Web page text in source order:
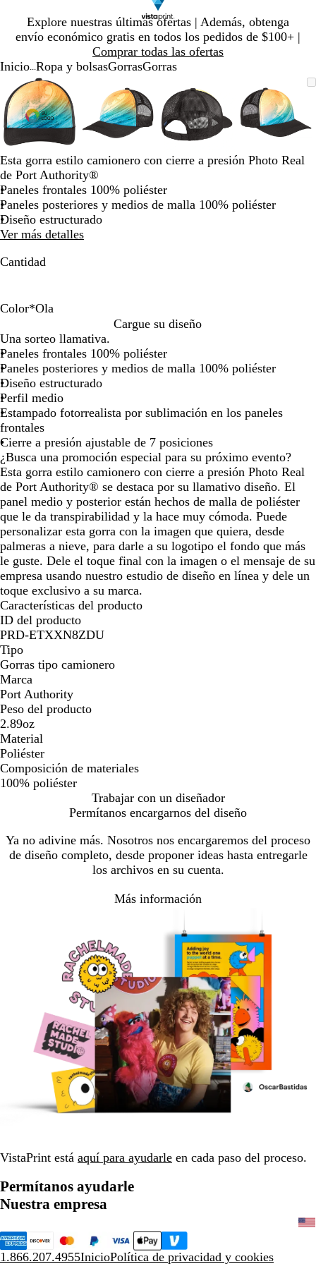
Explore nuestras últimas ofertas | Además, obtenga
envío económico gratis en todos los pedidos de $100+ |
Comprar todas las ofertas
Diapositiva
1
Inicio Ropa y bolsasGorrasGorras
Imagen
ampliable
con
zoom
Ampliado
al
mínimo
Haga
clic
para
expandir
Use
la
tecla
de
más
y
menos
para
acercar/alejar
con
zoom
teclas
las
flechas
para
arrastrar
ampliable
con
zoom
al
mínimo
clic
para
expandir
la
tecla
de
más
menos
(-)
de
las
flechas
para
arrastrar
ampliable
con
zoom
al
mínimo
clic
para
expandir
la
tecla
de
más
(-)
las
para
arrastrar
Imagen
con
zoom
al
mínimo
clic
para
la
tecla
de
más
(+)
Diapositiva
de
4
Esta gorra estilo camionero con cierre a presión Photo Real
de Port Authority®
Paneles frontales 100% poliéster
Paneles posteriores y medios de malla 100% poliéster
Diseño estructurado
Ver más detalles
Cantidad
Color*Ola
e
l
v
a
a
l
m
e
r
a
s
a
l
l
e
d
e
l
a
c
i
u
d
a
d
l
a
i
m
a
n
e
v
a
d
a
Cargue su diseño
Una sorteo llamativa.
Paneles frontales 100% poliéster
Paneles posteriores y medios de malla 100% poliéster
Diseño estructurado
Perfil medio
Estampado fotorrealista por sublimación en los paneles
frontales
Cierre a presión ajustable de 7 posiciones
¿Busca una promoción especial para su próximo evento?
Esta gorra estilo camionero con cierre a presión Photo Real
de Port Authority® se destaca por su llamativo diseño. El
panel medio y posterior están hechos de malla de poliéster
que le da transpirabilidad y la hace muy cómoda. Puede
personalizar esta gorra con la imagen que quiera, desde
palmeras a nieve, para darle a su logotipo el fondo que más
le guste. Dele el toque final con la imagen o el mensaje de su
empresa usando nuestro estudio de diseño en línea y dele un
toque exclusivo a su marca.
Características del producto
ID del producto
PRD-ETXXN8ZDU
Tipo
Gorras tipo camionero
Marca
Port Authority
Peso del producto
2.89oz
Material
Poliéster
Composición de materiales
100% poliéster
Trabajar con un diseñador
Permítanos encargarnos del diseño
Ya no adivine más. Nosotros nos encargaremos del proceso
de diseño completo, desde proponer ideas hasta entregarle
los archivos en su cuenta.
Más información
VistaPrint está aquí para ayudarle en cada paso del proceso.
Permítanos ayudarle
Nuestra empresa
1.866.207.4955InicioPolítica de privacidad y cookies